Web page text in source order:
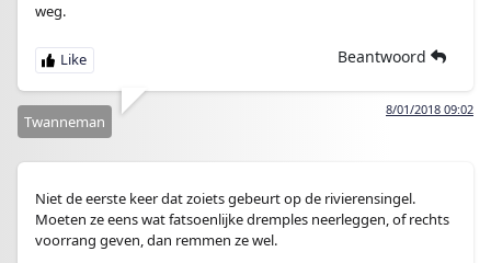
weg.
Beantwoord
8/01/2018 09:02
Twanneman
Niet de eerste keer dat zoiets gebeurt op de rivierensingel.
Moeten ze eens wat fatsoenlijke dremples neerleggen, of rechts
voorrang geven, dan remmen ze wel.